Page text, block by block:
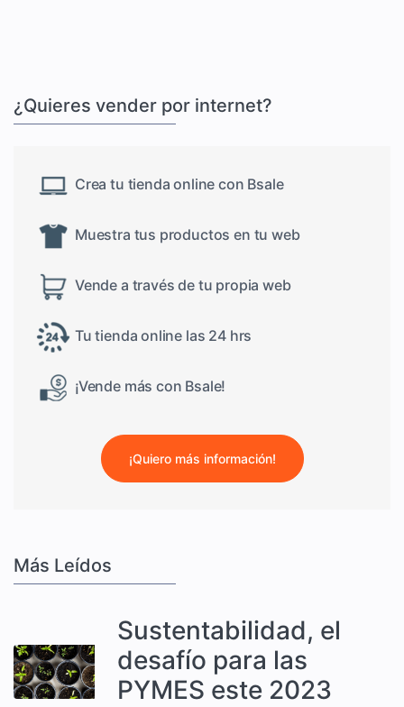
¿Quieres vender por internet?
Crea tu tienda online con Bsale
Muestra tus productos en tu web
Vende a través de tu propia web
Tu tienda online las 24 hrs
¡Vende más con Bsale!
¡Quiero más información!
Más Leídos
Sustentabilidad, el
desafío para las
PYMES este 2023